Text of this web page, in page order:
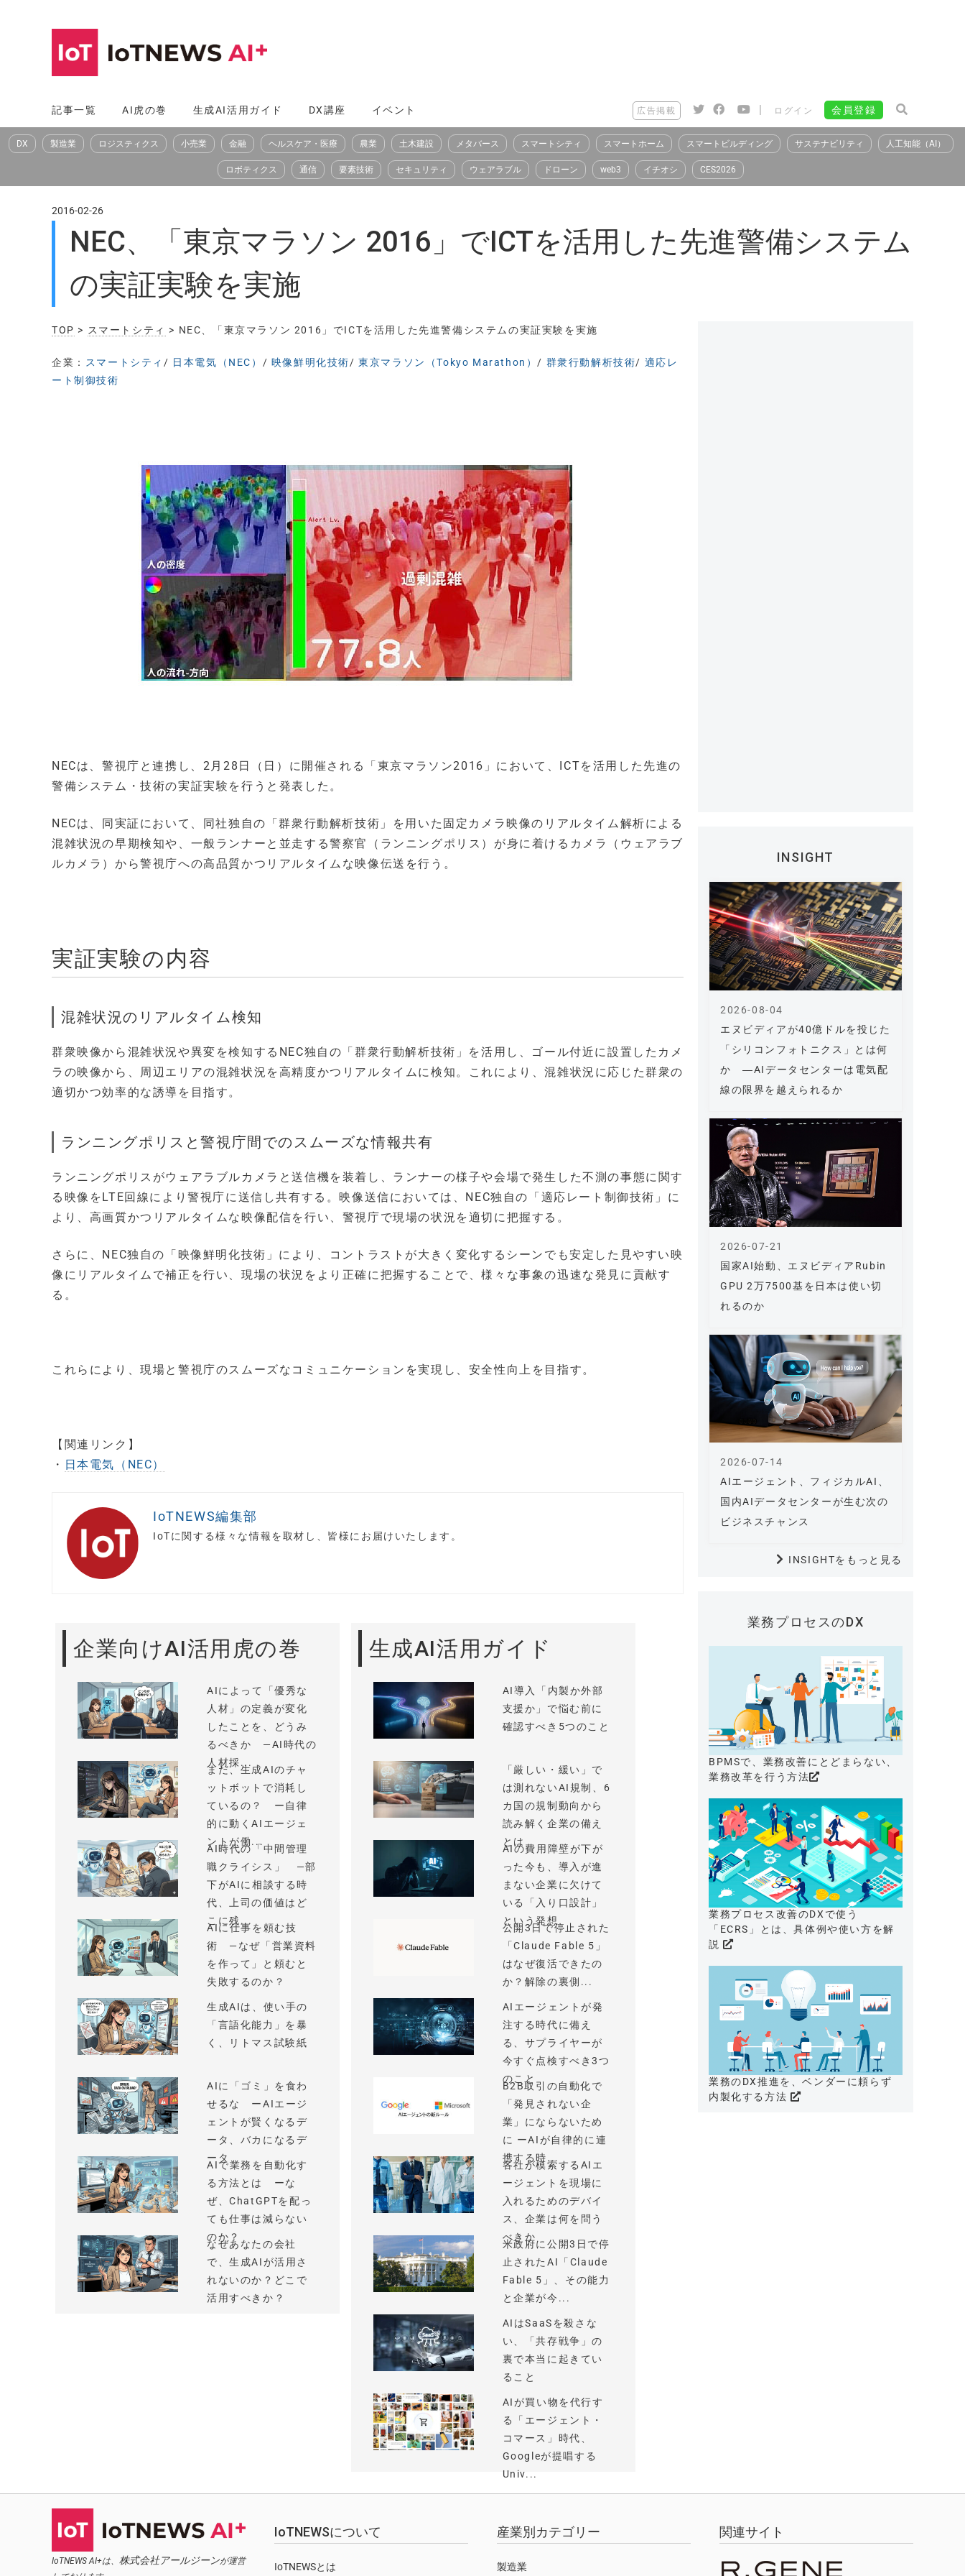
へ
ス
記事一覧 AI虎の巻 生成AI活用ガイド DX講座 イベント 広告掲載 | ログイン 会員登録
DX 製造業 ロジスティクス 小売業 金融 ヘルスケア・医療 農業 土木建設 メタバース スマートシティ スマートホーム スマートビルディング サステナビリティ 人工知能（AI）
ロボティクス 通信 要素技術 セキュリティ ウェアラブル ドローン web3 イチオシ CES2026
2016-02-26
NEC、「東京マラソン 2016」でICTを活用した先進警備システム
の実証実験を実施
TOP > スマートシティ > NEC、「東京マラソン 2016」でICTを活用した先進警備システムの実証実験を実施
企業： スマートシティ / 日本電気（NEC） / 映像鮮明化技術/東京マラソン（Tokyo Marathon） / 群衆行動解析技術/ 適応レ
ート制御技術
NECは、警視庁と連携し、2月28日（日）に開催される「東京マラソン2016」において、ICTを活用した先進の
警備システム・技術の実証実験を行うと発表した。
NECは、同実証において、同社独自の「群衆行動解析技術」を用いた固定カメラ映像のリアルタイム解析による
混雑状況の早期検知や、一般ランナーと並走する警察官（ランニングポリス）が身に着けるカメラ（ウェアラブ
ルカメラ）から警視庁への高品質かつリアルタイムな映像伝送を行う。
実証実験の内容
混雑状況のリアルタイム検知
群衆映像から混雑状況や異変を検知するNEC独自の「群衆行動解析技術」を活用し、ゴール付近に設置したカメ
ラの映像から、周辺エリアの混雑状況を高精度かつリアルタイムに検知。これにより、混雑状況に応じた群衆の
適切かつ効率的な誘導を目指す。
ランニングポリスと警視庁間でのスムーズな情報共有
ランニングポリスがウェアラブルカメラと送信機を装着し、ランナーの様子や会場で発生した不測の事態に関す
る映像をLTE回線により警視庁に送信し共有する。映像送信においては、NEC独自の「適応レート制御技術」に
より、高画質かつリアルタイムな映像配信を行い、警視庁で現場の状況を適切に把握する。
さらに、NEC独自の「映像鮮明化技術」により、コントラストが大きく変化するシーンでも安定した見やすい映
像にリアルタイムで補正を行い、現場の状況をより正確に把握することで、様々な事象の迅速な発見に貢献す
る。
これらにより、現場と警視庁のスムーズなコミュニケーションを実現し、安全性向上を目指す。
【関連リンク】
・ 日本電気（NEC）
IoTNEWS編集部
IoTに関する様々な情報を取材し、皆様にお届けいたします。
企業向けAI活用虎の巻
AIによって「優秀な
人材」の定義が変化
したことを、どうみ
るべきか —AI時代の
人材採...
まだ、生成AIのチャ
ットボットで消耗し
ているの？ ー自律
的に動くAIエージェ
ントが働...
AI時代の「中間管理
職クライシス」 —部
下がAIに相談する時
代、上司の価値はど
こに残...
AIに仕事を頼む技
術 —なぜ「営業資料
を作って」と頼むと
失敗するのか？
生成AIは、使い手の
「言語化能力」を暴
く、リトマス試験紙
AIに「ゴミ」を食わ
せるな ーAIエージ
ェントが賢くなるデ
ータ、バカになるデ
ータ
AIで業務を自動化す
る方法とは ーな
ぜ、ChatGPTを配っ
ても仕事は減らない
のか？
なぜあなたの会社
で、生成AIが活用さ
れないのか？どこで
活用すべきか？
生成AI活用ガイド
AI導入「内製か外部
支援か」で悩む前に
確認すべき5つのこと
「厳しい・緩い」で
は測れないAI規制、6
カ国の規制動向から
読み解く企業の備え
とは
AIの費用障壁が下が
った今も、導入が進
まない企業に欠けて
いる「入り口設計」
という発想
公開3日で停止された
「Claude Fable 5」
はなぜ復活できたの
か？解除の裏側...
AIエージェントが発
注する時代に備え
る、サプライヤーが
今すぐ点検すべき3つ
のこと
B2B取引の自動化で
「発見されない企
業」にならないため
に ーAIが自律的に連
携する時...
各社が模索するAIエ
ージェントを現場に
入れるためのデバイ
ス、企業は何を問う
べきか
米政府に公開3日で停
止されたAI「Claude
Fable 5」、その能力
と企業が今...
AIはSaaSを殺さな
い、「共存戦争」の
裏で本当に起きてい
ること
AIが買い物を代行す
る「エージェント・
コマース」時代、
Googleが提唱する
Univ...
INSIGHT
エヌビディアが40億ドルを投じた
「シリコンフォトニクス」とは何
か ―AIデータセンターは電気配
線の限界を越えられるか
2026-08-04
国家AI始動、エヌビディアRubin
GPU 2万7500基を日本は使い切
れるのか
2026-07-21
AIエージェント、フィジカルAI、
国内AIデータセンターが生む次の
ビジネスチャンス
2026-07-14
INSIGHTをもっと見る
業務プロセスのDX
BPMSで、業務改善にとどまらない、
業務改革を行う方法
業務プロセス改善のDXで使う
「ECRS」とは、具体例や使い方を解
説
業務のDX推進を、ベンダーに頼らず
内製化する方法
IoTNEWS AI+は、 株式会社アールジーンが運営
IoTNEWSについて
IoTNEWSとは
産業別カテゴリー
製造業
関連サイト